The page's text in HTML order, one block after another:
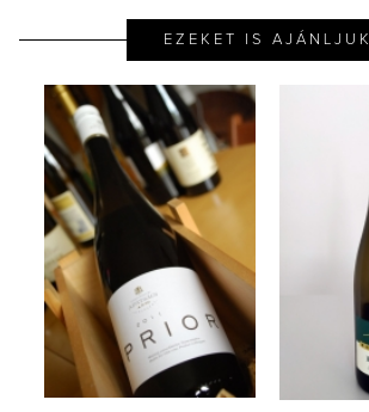
EZEKET IS AJÁNLJUK